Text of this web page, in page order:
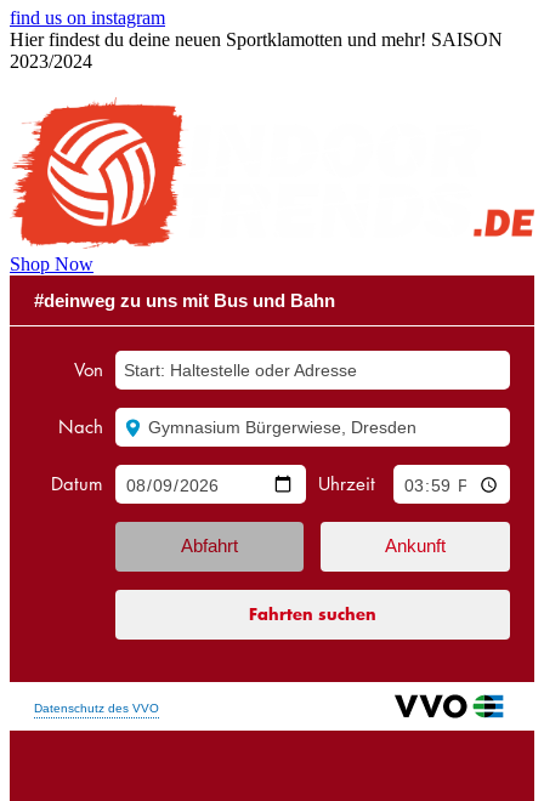
find us on instagram
Hier findest du deine neuen Sportklamotten und mehr! SAISON
2023/2024
Shop Now